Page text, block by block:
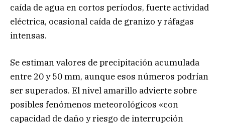
caída de agua en cortos períodos, fuerte actividad
eléctrica, ocasional caída de granizo y ráfagas
intensas.
Se estiman valores de precipitación acumulada
entre 20 y 50 mm, aunque esos números podrían
ser superados. El nivel amarillo advierte sobre
posibles fenómenos meteorológicos «con
capacidad de daño y riesgo de interrupción